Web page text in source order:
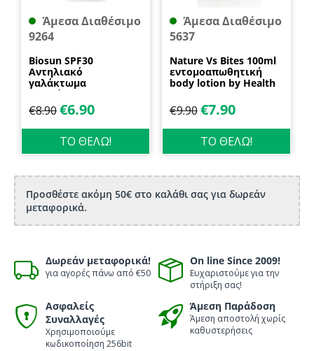
Άμεσα Διαθέσιμο
9264
Biosun SPF30
Αντηλιακό
γαλάκτωμα
προσώπου και
σώματος 70ml
Biosanto
€8.90€6.90
ΤΟ ΘΕΛΩ!
Άμεσα Διαθέσιμο
5637
Nature Vs Bites 100ml
εντομοαπωθητική
body lotion by Health
€9.90 €7.90
ΤΟ ΘΕΛΩ!
Προσθέστε ακόμη 50€ στο καλάθι σας για δωρεάν
μεταφορικά.
Δωρεάν μεταφορικά!
για αγορές πάνω από €50
On line Since 2009!
Ευχαριστούμε για την
στήριξη σας!
Ασφαλείς
Συναλλαγές
Χρησιμοποιούμε
κωδικοποίηση 256bit
Άμεση Παράδοση
Άμεση αποστολή χωρίς
καθυστερήσεις